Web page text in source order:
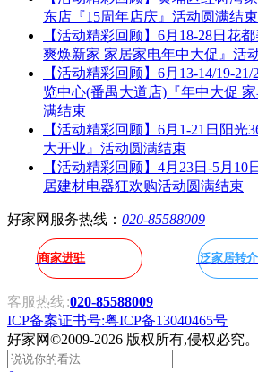
东店『15周年店庆』活动圆满结束
【活动精彩回顾】6月18-28日花
爽焕新家 家居家电年中大促』活
【活动精彩回顾】6月13-14/19-
览中心(番禺大道店)『年中大促
满结束
【活动精彩回顾】6月1-21日阳光
大开业』活动圆满结束
【活动精彩回顾】4月23日-5月10
居建材电器狂欢购活动圆满结束
好家网服务热线： 020-85588009
商家进驻 泛家居转
客服热线 :020-85588009
ICP备案证书号:粤ICP备13040465号
好家网©2009-2026 版权所有,侵权必究。